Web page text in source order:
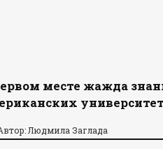
месте жажда
Людмила Заглада